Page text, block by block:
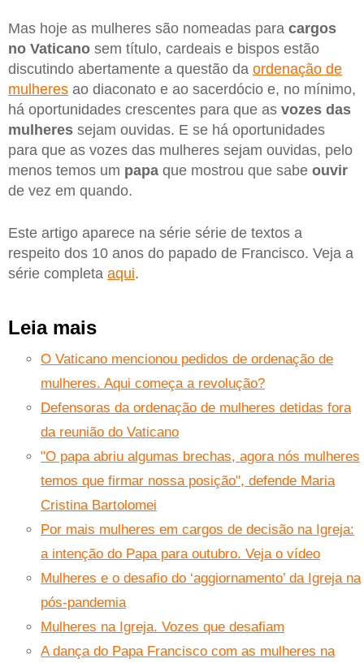
Mas hoje as mulheres são nomeadas para cargos
no Vaticano sem título, cardeais e bispos estão
discutindo abertamente a questão da ordenação de
mulheres ao diaconato e ao sacerdócio e, no mínimo,
há oportunidades crescentes para que as vozes das
mulheres sejam ouvidas. E se há oportunidades
para que as vozes das mulheres sejam ouvidas, pelo
menos temos um papa que mostrou que sabe ouvir
de vez em quando.
Este artigo aparece na série série de textos a
respeito dos 10 anos do papado de Francisco. Veja a
série completa aqui.
Leia mais
O Vaticano mencionou pedidos de ordenação de
mulheres. Aqui começa a revolução?
Defensoras da ordenação de mulheres detidas fora
da reunião do Vaticano
"O papa abriu algumas brechas, agora nós mulheres
temos que firmar nossa posição", defende Maria
Cristina Bartolomei
Por mais mulheres em cargos de decisão na Igreja:
a intenção do Papa para outubro. Veja o vídeo
Mulheres e o desafio do ‘aggiornamento’ da Igreja na
pós-pandemia
Mulheres na Igreja. Vozes que desafiam
A dança do Papa Francisco com as mulheres na